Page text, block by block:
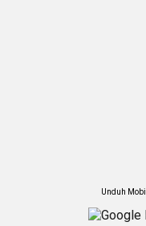
Unduh